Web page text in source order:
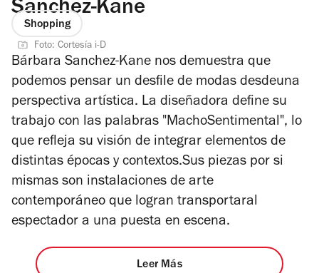
Sanchez-Kane
Shopping
Foto: Cortesía i-D
Bárbara Sanchez-Kane nos demuestra que
podemos pensar un desfile de modas desdeuna
perspectiva artística. La diseñadora define su
trabajo con las palabras "MachoSentimental", lo
que refleja su visión de integrar elementos de
distintas épocas y contextos.Sus piezas por si
mismas son instalaciones de arte
contemporáneo que logran transportaral
espectador a una puesta en escena.
Leer Más